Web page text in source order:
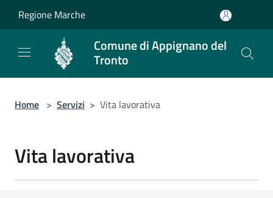
Regione Marche
Comune di Appignano del
Tronto
Home > Servizi > Vita lavorativa
Vita lavorativa